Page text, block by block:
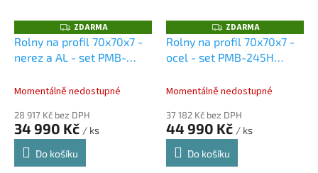
Z
D
A
R
ZDARMA
Rolny na profil 70x70x7 -
nerez a AL - set PMB-
zdarma při nákupu na e-
Momentálně nedostupné
28 917 Kč bez DPH
34 990 Kč / ks
Do košíku
Z
D
A
R
ZDARMA
Rolny na profil 70x70x7 -
ocel - set PMB-245H
při nákupu na e-shopu
Momentálně nedostupné
37 182 Kč bez DPH
44 990 Kč / ks
Do košíku